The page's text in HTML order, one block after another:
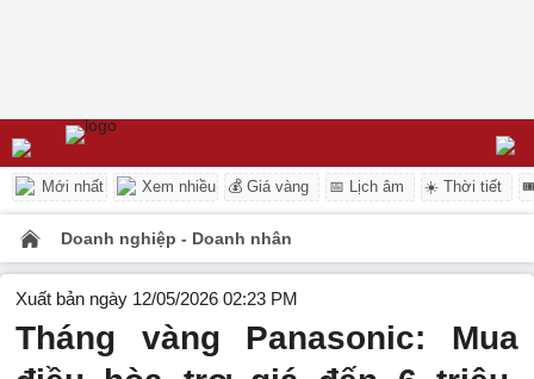
Mới nhất Xem nhiều 💰 Giá vàng 📅 Lịch âm ☀️ Thời tiết
Doanh nghiệp - Doanh nhân
Xuất bản ngày 12/05/2026 02:23 PM
Tháng vàng Panasonic: Mua